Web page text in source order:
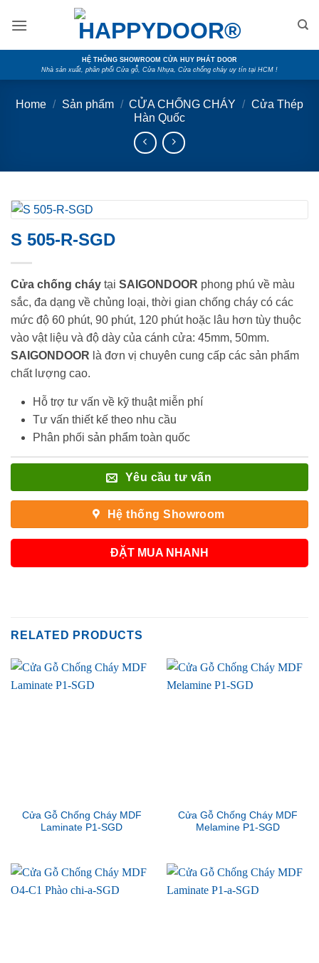
HỆ THỐNG SHOWROOM CỬA HUY PHÁT DOOR
Nhà sản xuất, phân phối Cửa gỗ, Cửa Nhựa, Cửa chống cháy uy tín tại HCM !
Home / Sản phẩm / CỬA CHỐNG CHÁY / Cửa Thép
Hàn Quốc
S 505-R-SGD
Cửa chống cháy tại SAIGONDOOR phong phú về màu
sắc, đa dạng về chủng loại, thời gian chống cháy có các
mức độ 60 phút, 90 phút, 120 phút hoặc lâu hơn tùy thuộc
vào vật liệu và độ dày của cánh cửa: 45mm, 50mm.
SAIGONDOOR là đơn vị chuyên cung cấp các sản phẩm
chất lượng cao.
Hỗ trợ tư vấn về kỹ thuật miễn phí
Tư vấn thiết kế theo nhu cầu
Phân phối sản phẩm toàn quốc
Yêu cầu tư vấn
Hệ thống Showroom
ĐẶT MUA NHANH
RELATED PRODUCTS
Cửa Gỗ Chống Cháy MDF
Laminate P1-SGD
Cửa Gỗ Chống Cháy MDF
Melamine P1-SGD